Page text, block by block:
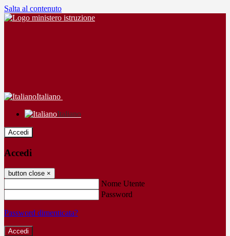
Salta al contenuto
Italiano
Italiano
Accedi
Accedi
button close ×
Nome Utente
Password
Password dimenticata?